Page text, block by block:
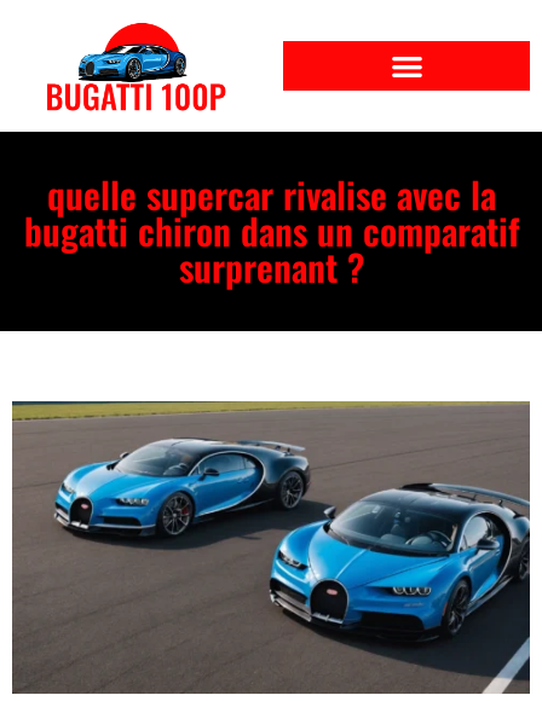
quelle supercar rivalise avec la
bugatti chiron dans un comparatif
surprenant ?